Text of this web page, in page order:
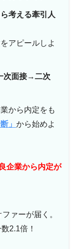
考える牽引人
アピールしよ
次面接→二次
から内定をも
」 から始めよ
企業から内定が
ァーが届く。
2.1倍！